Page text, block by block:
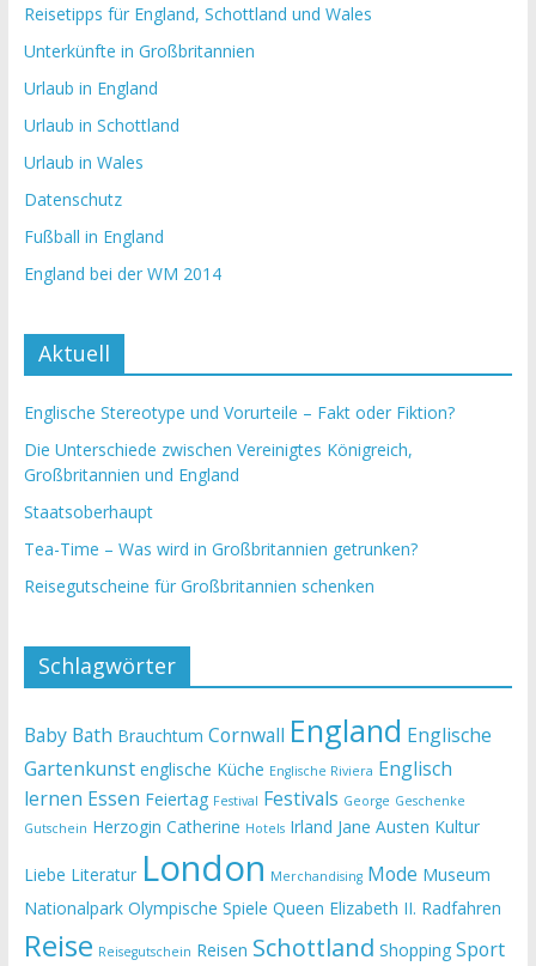
Reisetipps für England, Schottland und Wales
Unterkünfte in Großbritannien
Urlaub in England
Urlaub in Schottland
Urlaub in Wales
Datenschutz
Fußball in England
England bei der WM 2014
Aktuell
Englische Stereotype und Vorurteile – Fakt oder Fiktion?
Die Unterschiede zwischen Vereinigtes Königreich,
Großbritannien und England
Staatsoberhaupt
Tea-Time – Was wird in Großbritannien getrunken?
Reisegutscheine für Großbritannien schenken
Schlagwörter
Baby Bath Brauchtum Cornwall England Englische
Gartenkunst englische Küche Englische Riviera Englisch
lernen Essen Feiertag Festival Festivals George Geschenke
Gutschein Herzogin Catherine Hotels Irland Jane Austen Kultur
Liebe Literatur London Merchandising Mode Museum
Nationalpark Olympische Spiele Queen Elizabeth II. Radfahren
Reise Reisegutschein Reisen Schottland Shopping Sport